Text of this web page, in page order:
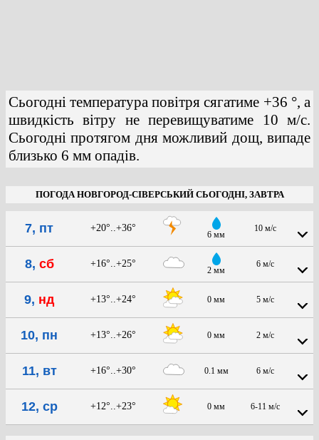
Сьогодні температура повітря сягатиме +36 °, а
швидкість вітру не перевищуватиме 10 м/с.
Сьогодні протягом дня можливий дощ, випаде
близько 6 мм опадів.
ПОГОДА НОВГОРОД-СІВЕРСЬКИЙ СЬОГОДНІ, ЗАВТРА
7, пт +20°..+36°
6 мм
10 м/с
8, сб +16°..+25°
2 мм
6 м/с
9, нд +13°..+24° 0 мм 5 м/с
10, пн +13°..+26° 0 мм 2 м/с
11, вт +16°..+30° 0.1 мм 6 м/с
12, ср +12°..+23° 0 мм 6-11 м/с